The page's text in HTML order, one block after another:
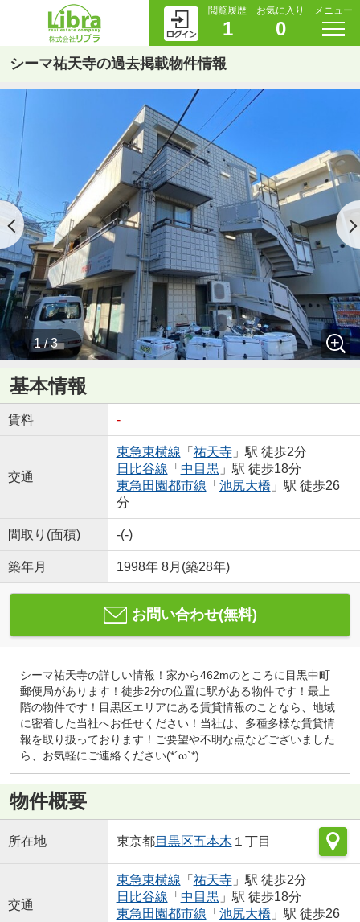
閲覧履歴
1
お気に入り
0
メニュー
シーマ祐天寺の過去掲載物件情報
1 / 3
基本情報
賃料 -
交通
東急東横線 「 祐天寺」駅 徒歩2分
日比谷線 「 中目黒」駅 徒歩18分
東急田園都市線 「 池尻大橋 」駅 徒歩26
分
間取り(面積) -(-)
築年月 1998年 8月(築28年)
お問い合わせ(無料)
シーマ祐天寺の詳しい情報！家から462mのところに目黒中町
郵便局があります！徒歩2分の位置に駅がある物件です！最上
階の物件です！目黒区エリアにある賃貸情報のことなら、地域
に密着した当社へお任せください！当社は、多種多様な賃貸情
報を取り扱っております！ご要望や不明な点などございました
ら、お気軽にご連絡ください(*´ω`*)
物件概要
所在地 東京都目黒区五本木 １丁目
交通
東急東横線 「 祐天寺」駅 徒歩2分
日比谷線 「 中目黒」駅 徒歩18分
東急田園都市線 「 池尻大橋 」駅 徒歩26